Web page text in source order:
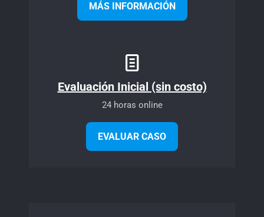
MÁS INFORMACIÓN
Evaluación Inicial (sin costo)
24 horas online
EVALUAR CASO